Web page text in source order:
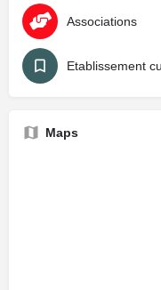
Associations
Etablissement
Maps